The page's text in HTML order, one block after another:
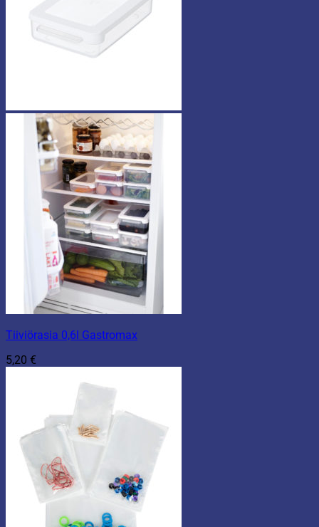
Tiiviörasia 0,6l Gastromax
5,20 €